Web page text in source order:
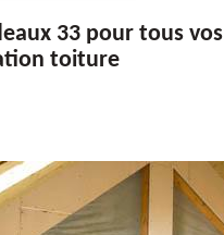
33 pour tous vos
toiture